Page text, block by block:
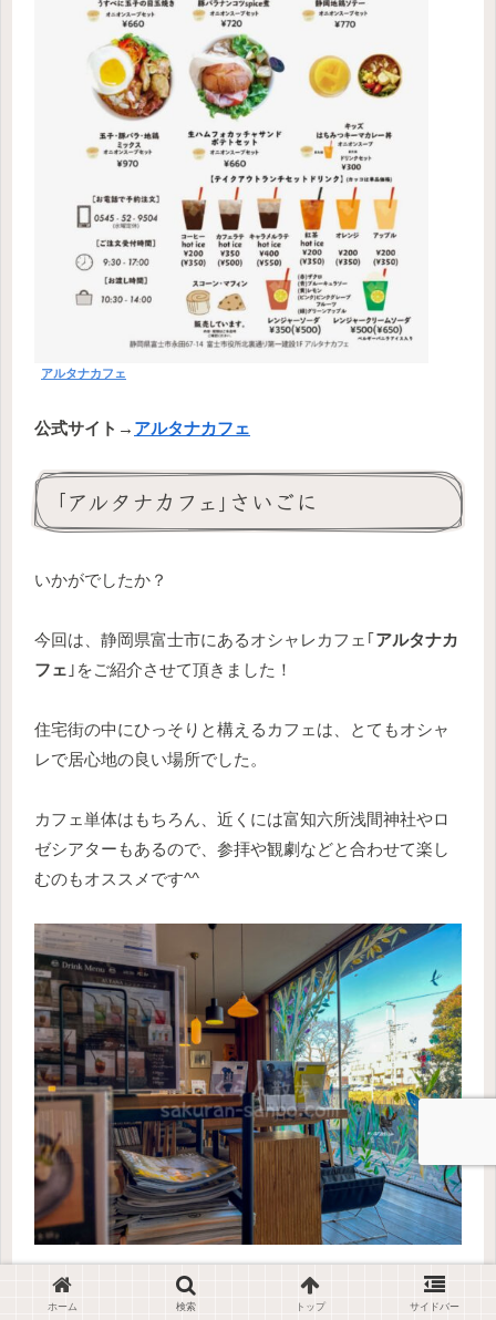
アルタナカフェ
公式サイト→ アルタナカフェ
｢アルタナカフェ｣さいごに
いかがでしたか？
今回は、静岡県富士市にあるオシャレカフェ｢アルタナカ
フェ ｣をご紹介させて頂きました！
住宅街の中にひっそりと構えるカフェは、とてもオシャ
レで居心地の良い場所でした。
カフェ単体はもちろん、近くには富知六所浅間神社やロ
ゼシアターもあるので、参拝や観劇などと合わせて楽し
むのもオススメです^^
このブログが、皆様の楽しみの参考になれば幸いです。
ホーム 検索 トップ サイドバー